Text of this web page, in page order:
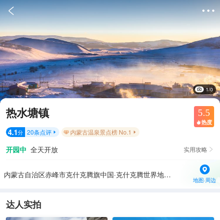
 
1/0
热水塘镇 5.5
 热度
4.1分 20条点评  内蒙古温泉景点榜 No.1 
开园中 全天开放 实用攻略 
内蒙古自治区赤峰市克什克腾旗中国·克什克腾世界地质公园蓝天温泉大酒店
地图·周边
达人实拍